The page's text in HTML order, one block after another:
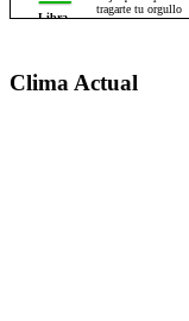
Clima Actual